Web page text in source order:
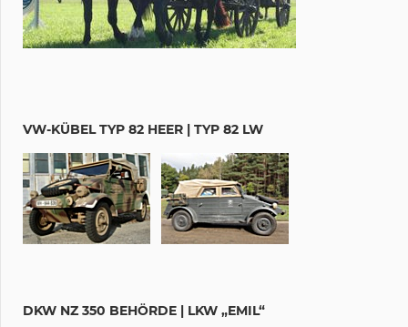
VW-KÜBEL TYP 82 HEER | TYP 82 LW
DKW NZ 350 BEHÖRDE | LKW „EMIL“